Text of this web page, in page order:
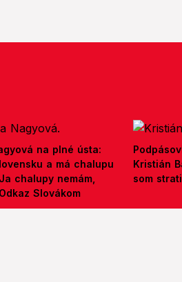
na plné ústa:
a má chalupu
chalupy nemám,
Slovákom
Kristián
som